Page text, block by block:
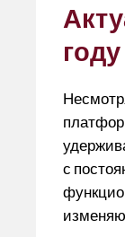
году
с